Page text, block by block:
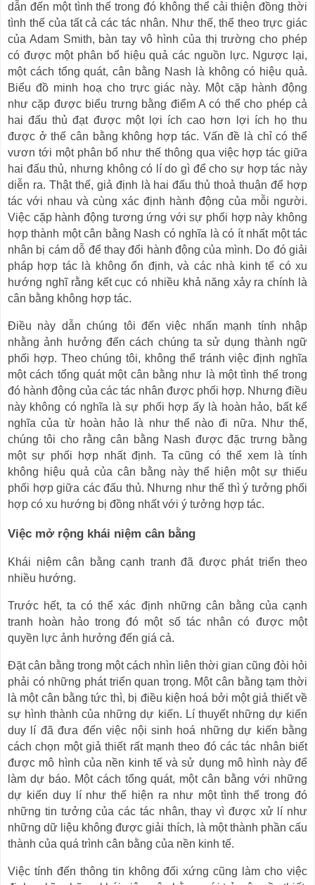
dẫn đến một tình thế trong đó không thể cải thiện đồng thời
tình thế của tất cả các tác nhân. Như thế, thể theo trực giác
của Adam Smith, bàn tay vô hình của thị trường cho phép
có được một phân bổ hiệu quả các nguồn lực. Ngược lại,
một cách tổng quát, cân bằng Nash là không có hiệu quả.
Biểu đồ minh hoạ cho trực giác này. Một cặp hành động
như cặp được biểu trưng bằng điểm Acó thể cho phép cả
hai đấu thủ đạt được một lợi ích cao hơn lợi ích họ thu
được ở thế cân bằng không hợp tác. Vấn đề là chỉ có thể
vươn tới một phân bổ như thế thông qua việc hợp tác giữa
hai đấu thủ, nhưng không có lí do gì để cho sự hợp tác này
diễn ra. Thật thế, giả định là hai đấu thủ thoả thuận để hợp
tác với nhau và cùng xác định hành động của mỗi người.
Việc cặp hành động tương ứng với sự phối hợp này không
hợp thành một cân bằng Nash có nghĩa là có ít nhất một tác
nhân bị cám dỗ để thay đổi hành động của mình. Do đó giải
pháp hợp tác là không ổn định, và các nhà kinh tế có xu
hướng nghĩ rằng kết cục có nhiều khả năng xảy ra chính là
cân bằng không hợp tác.
Điều này dẫn chúng tôi đến việc nhấn mạnh tính nhập
nhằng ảnh hưởng đến cách chúng ta sử dụng thành ngữ
phối hợp. Theo chúng tôi, không thể tránh việc định nghĩa
một cách tổng quát một cân bằng như là một tình thế trong
đó hành động của các tác nhân được phối hợp. Nhưng điều
này không có nghĩa là sự phối hợp ấy là hoàn hảo, bất kể
nghĩa của từ hoàn hảo là như thế nào đi nữa. Như thế,
chúng tôi cho rằng cân bằng Nash được đặc trưng bằng
một sự phối hợp nhất định. Ta cũng có thể xem là tính
không hiệu quả của cân bằng này thể hiện một sự thiếu
phối hợp giữa các đấu thủ. Nhưng như thế thì ý tưởng phối
hợp có xu hướng bị đồng nhất với ý tưởng hợp tác.
Việc mở rộng khái niệm cân bằng
Khái niệm cân bằng cạnh tranh đã được phát triển theo
nhiều hướng.
Trước hết, ta có thể xác định những cân bằng của cạnh
tranh hoàn hảo trong đó một số tác nhân có được một
quyền lực ảnh hưởng đến giá cả.
Đặt cân bằng trong một cách nhìn liên thời gian cũng đòi hỏi
phải có những phát triển quan trọng. Một cân bằng tạm thời
là một cân bằng tức thì, bị điều kiện hoá bởi một giả thiết về
sự hình thành của những dự kiến. Lí thuyết những dự kiến
duy lí đã đưa đến việc nội sinh hoá những dự kiến bằng
cách chọn một giả thiết rất mạnh theo đó các tác nhân biết
được mô hình của nền kinh tế và sử dụng mô hình này để
làm dự báo. Một cách tổng quát, một cân bằng với những
dự kiến duy lí như thế hiện ra như một tình thế trong đó
những tin tưởng của các tác nhân, thay vì được xử lí như
những dữ liệu không được giải thích, là một thành phần cấu
thành của quá trình cân bằng của nền kinh tế.
Việc tính đến thông tin không đối xứng cũng làm cho việc